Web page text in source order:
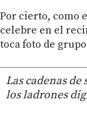
Por cierto, como
celebre en el
toca foto de
Las cadenas
los ladrones